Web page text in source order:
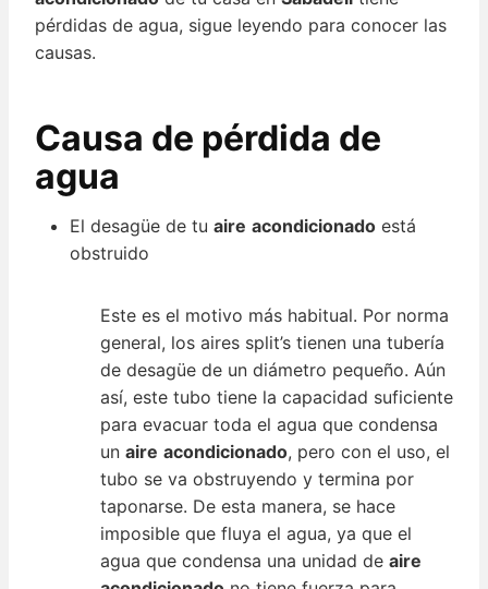
pérdidas de agua, sigue leyendo para conocer las
causas.
Causa de pérdida de
agua
El desagüe de tu aire acondicionado está
obstruido
Este es el motivo más habitual. Por norma
general, los aires split’s tienen una tubería
de desagüe de un diámetro pequeño. Aún
así, este tubo tiene la capacidad suficiente
para evacuar toda el agua que condensa
un aire acondicionado, pero con el uso, el
tubo se va obstruyendo y termina por
taponarse. De esta manera, se hace
imposible que fluya el agua, ya que el
agua que condensa una unidad de aire